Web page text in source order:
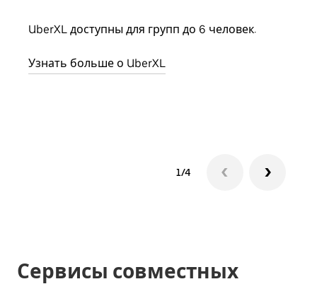
UberXL доступны для групп до 6 человек.
Узнать больше о UberXL
1/4
Сервисы совместных